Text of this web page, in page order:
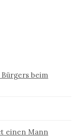
beim
einen Mann